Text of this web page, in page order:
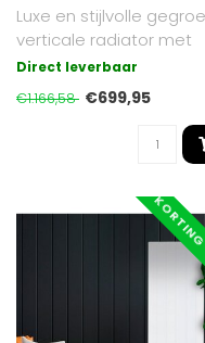
Luxe en stijlvolle
verticale radiator met
afmeting 200x60 cm en
Direct leverbaar
€1.166,58 €699,95